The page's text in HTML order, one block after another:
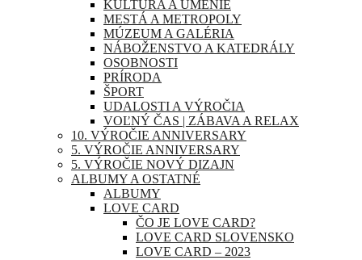
KULTÚRA A UMENIE
MESTÁ A METROPOLY
MÚZEUM A GALÉRIA
NÁBOŽENSTVO A KATEDRÁLY
OSOBNOSTI
PRÍRODA
ŠPORT
UDALOSTI A VÝROČIA
VOĽNÝ ČAS | ZÁBAVA A RELAX
10. VÝROČIE ANNIVERSARY
5. VÝROČIE ANNIVERSARY
5. VÝROČIE NOVÝ DIZAJN
ALBUMY A OSTATNÉ
ALBUMY
LOVE CARD
ČO JE LOVE CARD?
LOVE CARD SLOVENSKO
LOVE CARD – 2023